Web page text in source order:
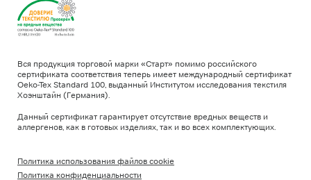
Вся продукция торговой марки «Старт» помимо российского
сертификата соответствия теперь имеет международный сертификат
Oeko-Tex Standard 100, выданный Институтом исследования текстиля
Хоэнштайн (Германия).
Данный сертификат гарантирует отсутствие вредных веществ и
аллергенов, как в готовых изделиях, так и во всех комплектующих.
Политика использования файлов cookie
Политика конфиденциальности